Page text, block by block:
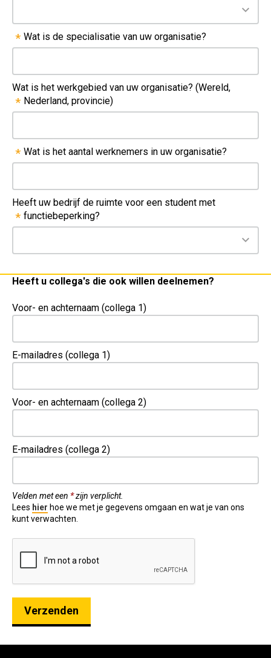
Wat is de specialisatie van uw organisatie?
*
Wat is het werkgebied van uw organisatie? (Wereld,
Nederland, provincie)
*
Wat is het aantal werknemers in uw organisatie?
*
Heeft uw bedrijf de ruimte voor een student met
functiebeperking?
*
Heeft u collega's die ook willen deelnemen?
Voor- en achternaam (collega 1)
E-mailadres (collega 1)
Voor- en achternaam (collega 2)
E-mailadres (collega 2)
Velden met een *zijn verplicht.
Lees hier hoe we met je gegevens omgaan en wat je van ons
kunt verwachten.